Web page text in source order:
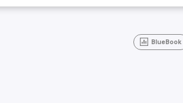
BlueBook